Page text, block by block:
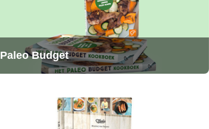
Paleo Budget